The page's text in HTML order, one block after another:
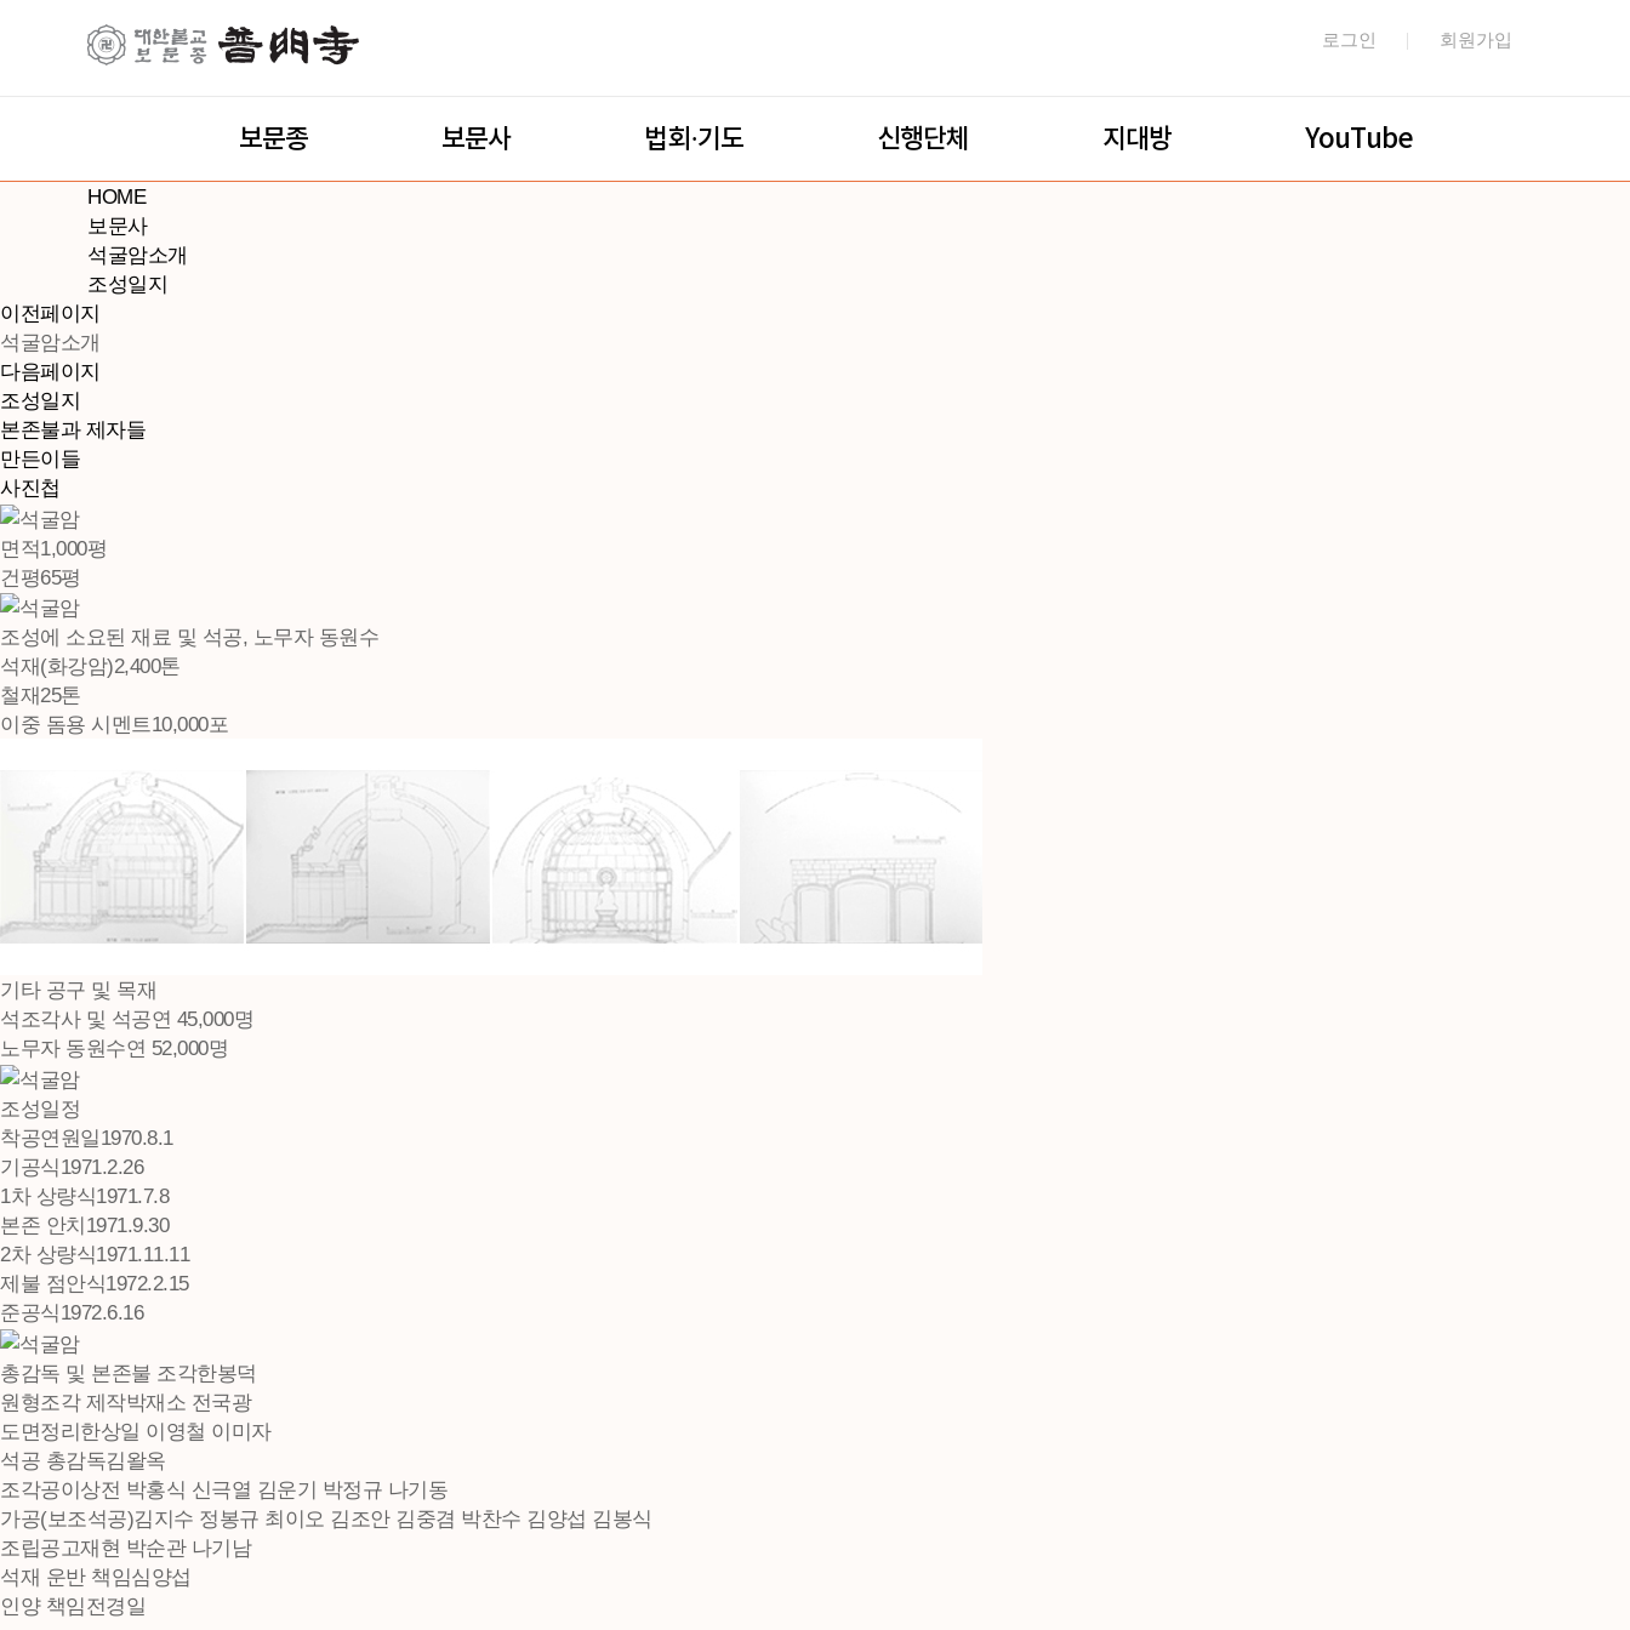
로그인 회원가입
보문종 보문사 법회·기도 신행단체 지대방 YouTube
HOME
보문사
석굴암소개
조성일지
이전페이지
석굴암소개
다음페이지
조성일지
본존불과 제자들
만든이들
사진첩
면적1,000평
건평65평
조성에 소요된 재료 및 석공, 노무자 동원수
석재(화강암)2,400톤
철재25톤
이중 돔용 시멘트 10,000포
기타 공구 및 목재
석조각사 및 석공연 45,000명
노무자 동원수연 52,000명
조성일정
착공연원일 1970.8.1
기공식1971.2.26
1차 상량식1971.7.8
본존 안치 1971.9.30
2차 상량식1971.11.11
제불 점안식1972.2.15
준공식1972.6.16
총감독 및 본존불 조각한봉덕
원형조각 제작박재소 전국광
도면정리한상일 이영철 이미자
석공 총감독김왈옥
조각공이상전 박홍식 신극열 김운기 박정규 나기동
가공(보조석공)김지수 정봉규 최이오 김조안 김중겸 박찬수 김양섭 김봉식
조립공고재현 박순관 나기남
석재 운반 책임심양섭
인양 책임전경일